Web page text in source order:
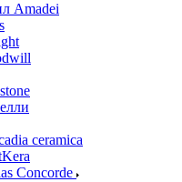
Amadei
ceramica
Concorde